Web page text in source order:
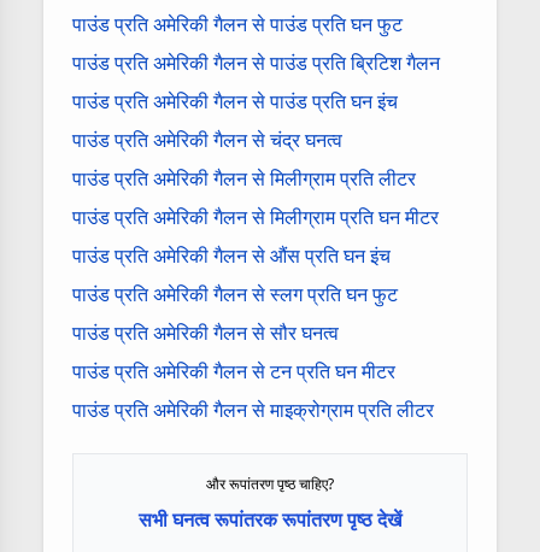
पाउंड प्रति अमेरिकी गैलन से पाउंड प्रति घन फुट
पाउंड प्रति अमेरिकी गैलन से पाउंड प्रति ब्रिटिश गैलन
पाउंड प्रति अमेरिकी गैलन से पाउंड प्रति घन इंच
पाउंड प्रति अमेरिकी गैलन से चंद्र घनत्व
पाउंड प्रति अमेरिकी गैलन से मिलीग्राम प्रति लीटर
पाउंड प्रति अमेरिकी गैलन से मिलीग्राम प्रति घन मीटर
पाउंड प्रति अमेरिकी गैलन से औंस प्रति घन इंच
पाउंड प्रति अमेरिकी गैलन से स्लग प्रति घन फुट
पाउंड प्रति अमेरिकी गैलन से सौर घनत्व
पाउंड प्रति अमेरिकी गैलन से टन प्रति घन मीटर
पाउंड प्रति अमेरिकी गैलन से माइक्रोग्राम प्रति लीटर
और रूपांतरण पृष्ठ चाहिए?
सभी घनत्व रूपांतरक रूपांतरण पृष्ठ देखें